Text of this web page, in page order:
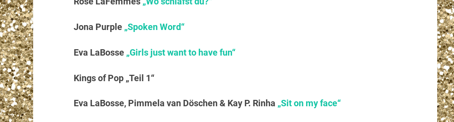
Jona Purple „Spoken Word“
Eva LaBosse „Girls just want to have fun“
Kings of Pop „Teil 1“
Eva LaBosse, Pimmela van Döschen & Kay P. Rinha „Sit on my face“